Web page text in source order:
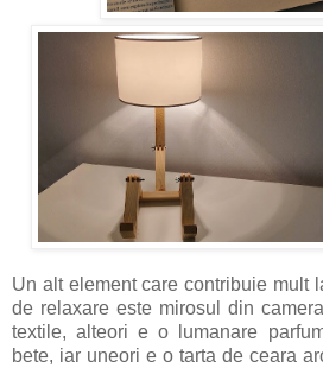
Un alt element care contribuie mult
de relaxare este mirosul din
textile, alteori e o lumanare
bete, iar uneori e o tarta de ceara